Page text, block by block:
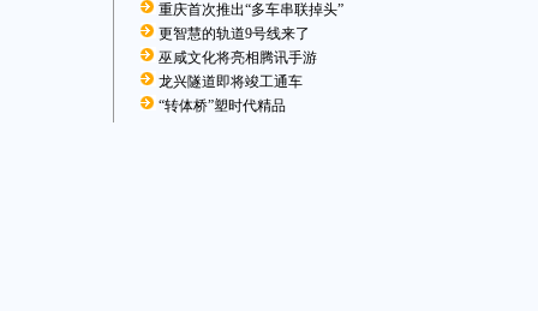
重庆首次推出“多车串联掉头”
更智慧的轨道9号线来了
巫咸文化将亮相腾讯手游
龙兴隧道即将竣工通车
“转体桥”塑时代精品